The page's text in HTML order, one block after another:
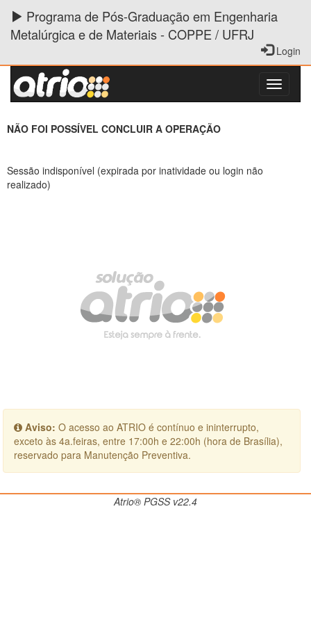
Programa de Pós-Graduação em Engenharia
Metalúrgica e de Materiais - COPPE / UFRJ
Login
NÃO FOI POSSÍVEL CONCLUIR A OPERAÇÃO
Sessão indisponível (expirada por inatividade ou login não
realizado)
Aviso: O acesso ao ATRIO é contínuo e ininterrupto,
exceto às 4a.feiras, entre 17:00h e 22:00h (hora de Brasília),
reservado para Manutenção Preventiva.
Atrio® PGSS v22.4